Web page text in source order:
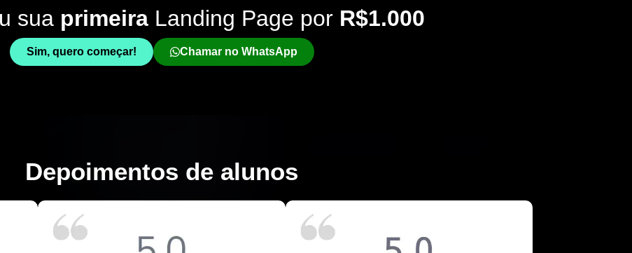
sua primeira Landing Page por R$1.000
Sim, quero começar! Chamar no WhatsApp
Depoimentos de alunos